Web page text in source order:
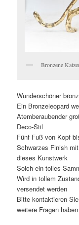
Bronzene
Wunderschöner
Ein Bronzeleopard
Atemberaubender
Deco-Stil
Fünf Fuß von Kopf
Schwarzes Finish
dieses Kunstwerk
Solch ein tolles
Wird in tollem
versendet werden
Bitte kontaktieren
weitere Fragen haben